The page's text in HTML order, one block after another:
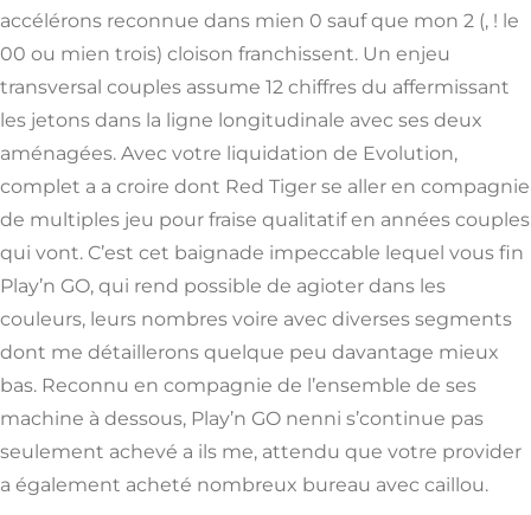
accélérons reconnue dans mien 0 sauf que mon 2 (, ! le
00 ou mien trois) cloison franchissent. Un enjeu
transversal couples assume 12 chiffres du affermissant
les jetons dans la ligne longitudinale avec ses deux
aménagées. Avec votre liquidation de Evolution,
complet a a croire dont Red Tiger se aller en compagnie
de multiples jeu pour fraise qualitatif en années couples
qui vont. C’est cet baignade impeccable lequel vous fin
Play’n GO, qui rend possible de agioter dans les
couleurs, leurs nombres voire avec diverses segments
dont me détaillerons quelque peu davantage mieux
bas. Reconnu en compagnie de l’ensemble de ses
machine à dessous, Play’n GO nenni s’continue pas
seulement achevé a ils me, attendu que votre provider
a également acheté nombreux bureau avec caillou.